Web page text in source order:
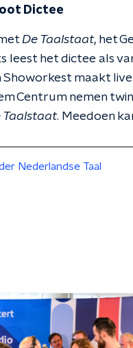
Dictee
De Taalstaat, het
leest het dictee als
Showorkest maakt
Centrum nemen
Taalstaat. Meedoen
Nederlandse Taal